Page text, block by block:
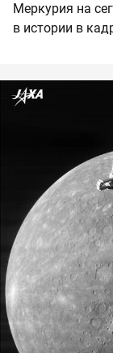
Меркурия на
в истории в